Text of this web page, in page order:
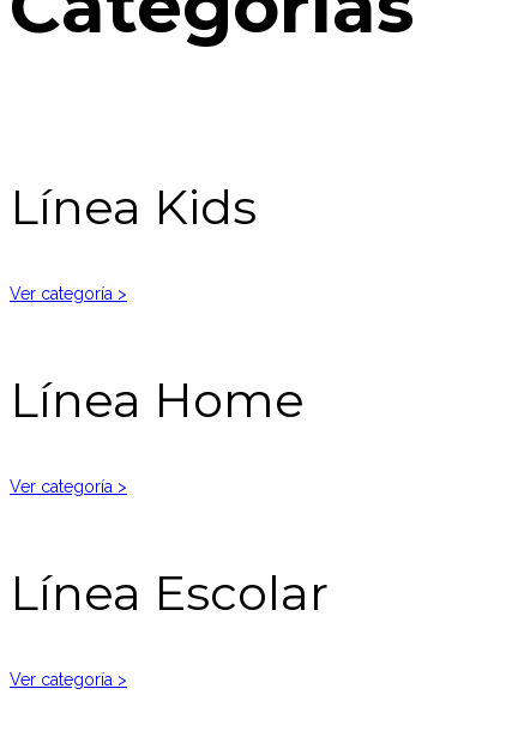
Línea Kids
Ver categoría >
Línea Home
Ver categoría >
Línea Escolar
Ver categoría >